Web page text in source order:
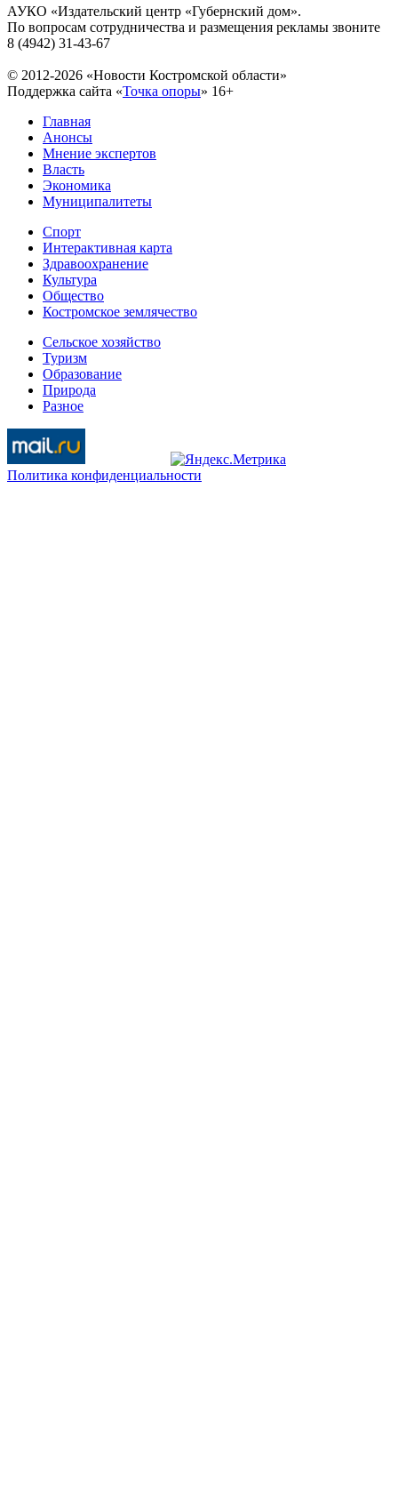
АУКО «Издательский центр «Губернский дом».
По вопросам сотрудничества и размещения рекламы звоните
8 (4942) 31-43-67
© 2012-2026 «Новости Костромской области»
Поддержка сайта «Точка опоры» 16+
Главная
Анонсы
Мнение экспертов
Власть
Экономика
Муниципалитеты
Спорт
Интерактивная карта
Здравоохранение
Культура
Общество
Костромское землячество
Сельское хозяйство
Туризм
Образование
Природа
Разное
Политика конфиденциальности